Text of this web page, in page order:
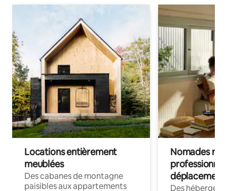
Locations entièrement
meublées
Des cabanes de montagne
paisibles aux appartements
Nomades
déplacement
Des